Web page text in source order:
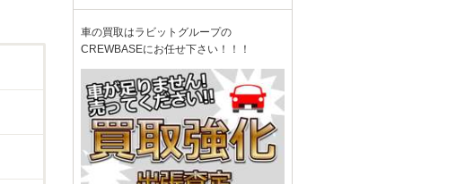
車の買取はラビットグループの
CREWBASEにお任せ下さい！！！